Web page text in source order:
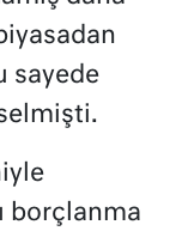
sayede
borçlanma